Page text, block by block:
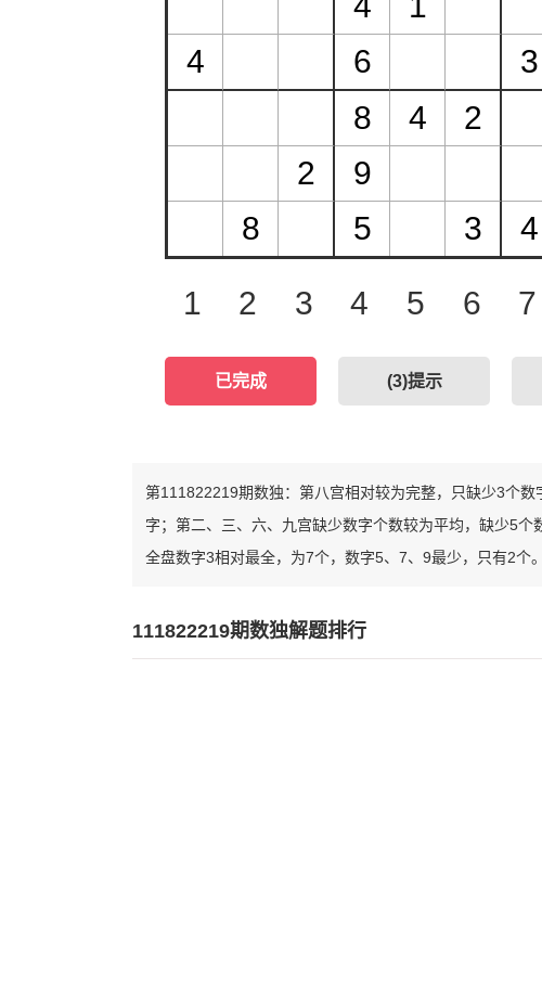
1 2 3 4 5 6 7
已完成 (3)提示
第111822219期数独：第八宫相对较为完整，只缺少3个
字；第二、三、六、九宫缺少数字个数较为平均，缺少5个
全盘数字3相对最全，为7个，数字5、7、9最少，只有2个。
111822219期数独解题排行